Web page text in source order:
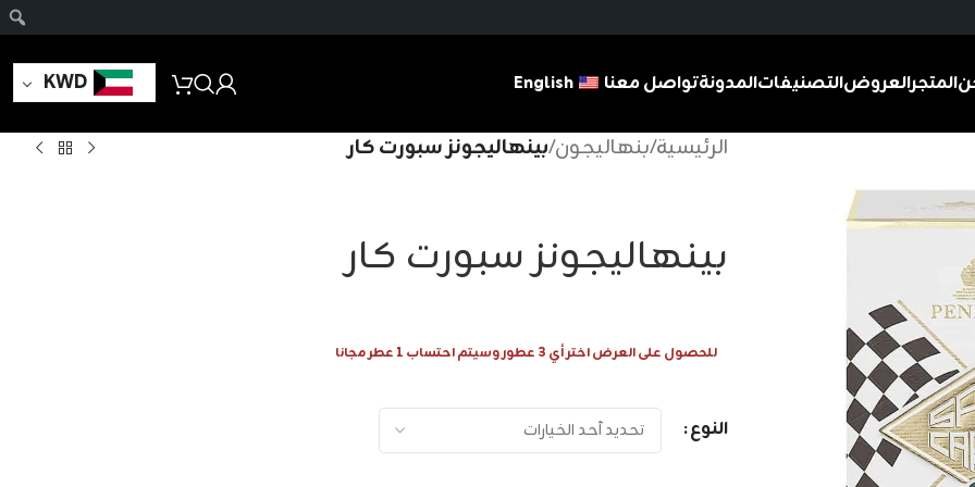
المتجرالعروضالتصنيفاتالمدونةتواصل معنا English
KWD
الرئيسية/بنهاليجون/بينهاليجونز سبورت كار
بينهاليجونز سبورت كار
للحصول على العرض اختر أي 3 عطور وسيتم احتساب 1 عطر مجانا
النوع